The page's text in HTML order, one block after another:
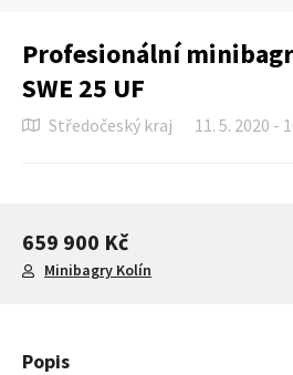
Profesionální
SWE 25 UF
Středočeský kraj 11. 5. 2020 -
659 900 Kč
Minibagry Kolín
Popis